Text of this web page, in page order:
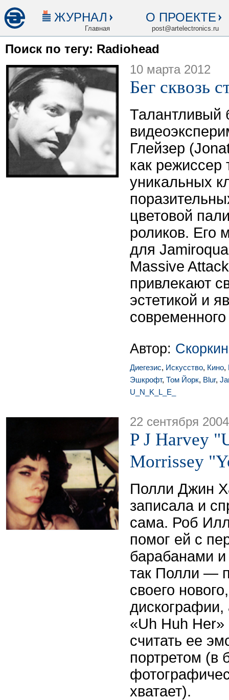
ЖУРНАЛ
Главная
О ПРОЕКТЕ
post@artelectronics.ru
Поиск по тегу: Radiohead
10 марта 2012
Бег сквозь
Талантливый
Глейзер
как режиссер
уникальных
цветовой
роликов. Его
для
Massive
привлекают
эстетикой и
Автор:
Диегезис, Искусство, Кино,
Эшкрофт, Том Йорк, Blur,
U_N_K_L_E_
22 сентября 2004
P J Harvey
Morrissey
Полли Джин
записала и
сама. Роб
помог ей с
барабанами
так Полли —
своего
«Uh Huh
считать ее
портретом (в
хватает).